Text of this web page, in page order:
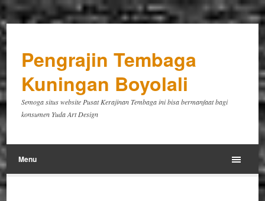
Pengrajin Tembaga
Kuningan Boyolali
Semoga situs website Pusat Kerajinan Tembaga ini bisa bermanfaat bagi
konsumen Yuda Art Design
Menu